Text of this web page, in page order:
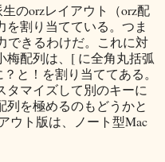
のorzレイアウト（orz配
を割り当てている。つま
できるわけだ。これに対
梅配列は、[ に全角丸括弧
と！を割り当ててある。
タマイズして別のキーに
を極めるのもどうかと
ウト版は、ノート型Mac